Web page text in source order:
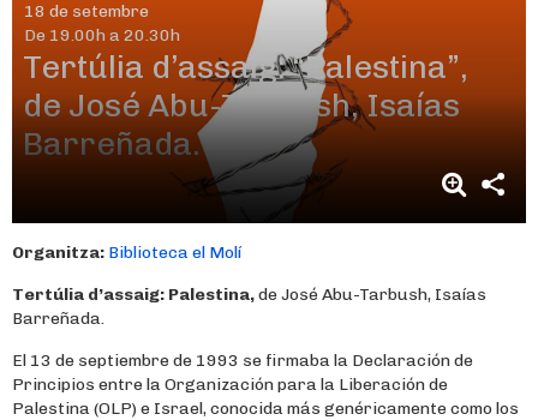
18 de setembre
De 19.00h a 20.30h
Tertúlia d’assaig: “Palestina”,
de José Abu-Tarbush, Isaías
Barreñada.
Organitza: Biblioteca el Molí
Tertúlia d’assaig: Palestina,de José Abu-Tarbush, Isaías
Barreñada.
El 13 de septiembre de 1993 se firmaba la Declaración de
Principios entre la Organización para la Liberación de
Palestina (OLP) e Israel, conocida más genéricamente como los